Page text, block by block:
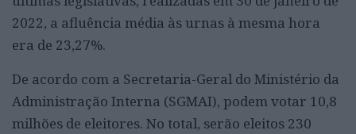
2022, a afluência média às urnas à mesma hora
era de 23,27%.
De acordo com a Secretaria-Geral do Ministério da
Administração Interna (SGMAI), podem votar 10,8
milhões de eleitores. No total, serão eleitos 230